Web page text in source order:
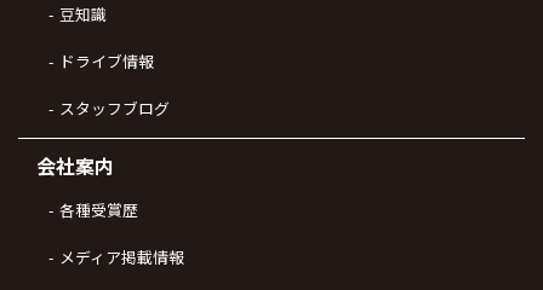
豆知識
ドライブ情報
スタッフブログ
会社案内
各種受賞歴
メディア掲載情報